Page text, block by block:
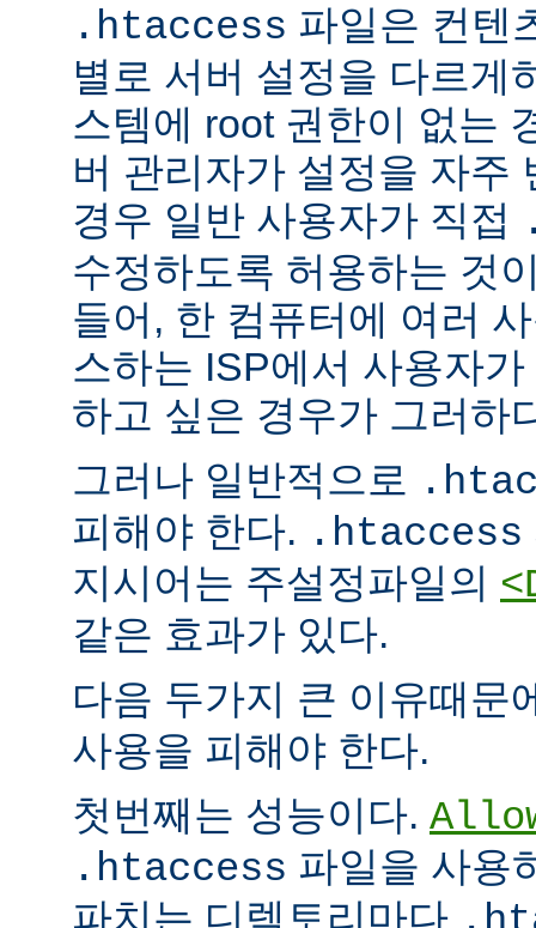
.htaccess 파일은 컨텐
별로 서버 설정을 다르게
스템에 root 권한이 없는
버 관리자가 설정을 자주
경우 일반 사용자가 직접
수정하도록 허용하는 것
들어, 한 컴퓨터에 여러
스하는 ISP에서 사용자
하고 싶은 경우가 그러하
그러나 일반적으로
피해야 한다. .htaccess
지시어는 주설정파일의
같은 효과가 있다.
다음 두가지 큰 이유때문
사용을 피해야 한다.
첫번째는 성능이다.
.htaccess 파일을 사용
파치는 디렉토리마다